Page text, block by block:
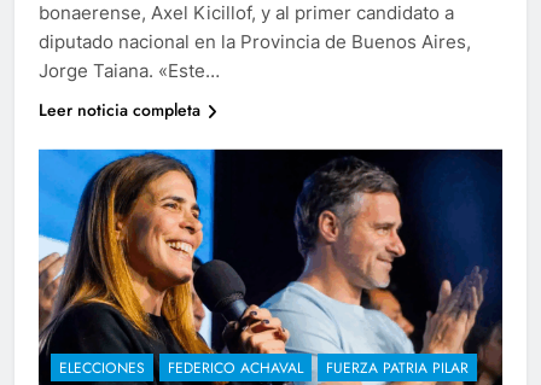
bonaerense, Axel Kicillof, y al primer candidato a
diputado nacional en la Provincia de Buenos Aires,
Jorge Taiana. «Este…
Leer noticia completa
ELECCIONES FEDERICO ACHAVAL FUERZA PATRIA PILAR